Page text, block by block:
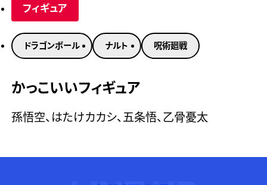
フィギュア
ドラゴンボール ナルト 呪術廻戦
かっこいいフィギュア
孫悟空、はたけカカシ、五条悟、乙骨憂太